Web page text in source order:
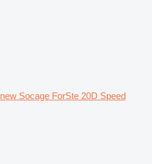
new Socage ForSte 20D Speed